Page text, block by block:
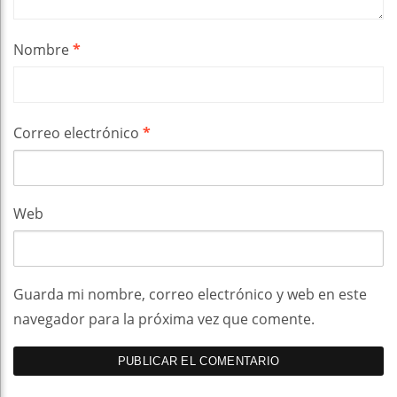
Nombre*
Correo electrónico *
Web
Guarda mi nombre, correo electrónico y web en este
navegador para la próxima vez que comente.